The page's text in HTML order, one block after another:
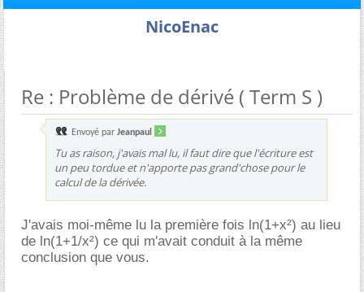
NicoEnac
Re : Problème de dérivé ( Term S )
Envoyé par Jeanpaul
Tu as raison, j'avais mal lu, il faut dire que l'écriture est
un peu tordue et n'apporte pas grand'chose pour le
calcul de la dérivée.
J'avais moi-même lu la première fois ln(1+x²) au lieu
de ln(1+1/x²) ce qui m'avait conduit à la même
conclusion que vous.